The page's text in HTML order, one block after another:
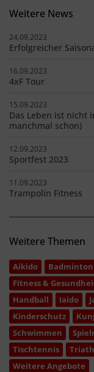
Weitere News
24.09.2023
Erfolgreicher
16.09.2023
4xF Tour
15.09.2023
Das Leben ist nicht
manchmal schon)
12.09.2023
Sportfest 2023
11.09.2023
Trampolin Fitness
Weitere Themen
Aikido Badminton
Fitness &
Handball
Iaido
Kinderschutz
Schwimmen
Tischtennis
Weitere Angebote